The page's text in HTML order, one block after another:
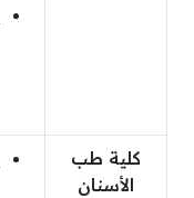
كلية طب
الأسنان